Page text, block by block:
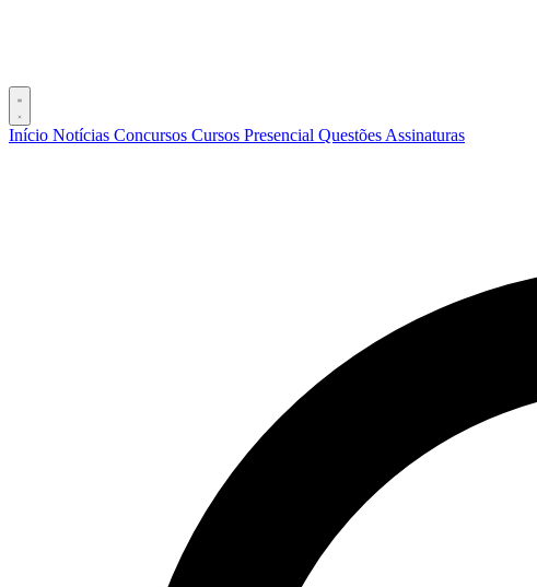
Início Notícias Concursos Cursos Presencial Questões Assinaturas